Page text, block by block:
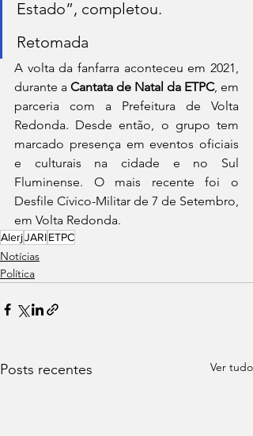
Estado”, completou.
Retomada
A volta da fanfarra aconteceu em 2021,
durante a Cantata de Natal da ETPC, em
parceria com a Prefeitura de Volta
Redonda. Desde então, o grupo tem
marcado presença em eventos oficiais
e culturais na cidade e no Sul
Fluminense. O mais recente foi o
Desfile Cívico-Militar de 7 de Setembro,
em Volta Redonda.
AlerjJARIETPC
Notícias
Política
Posts recentes Ver tudo